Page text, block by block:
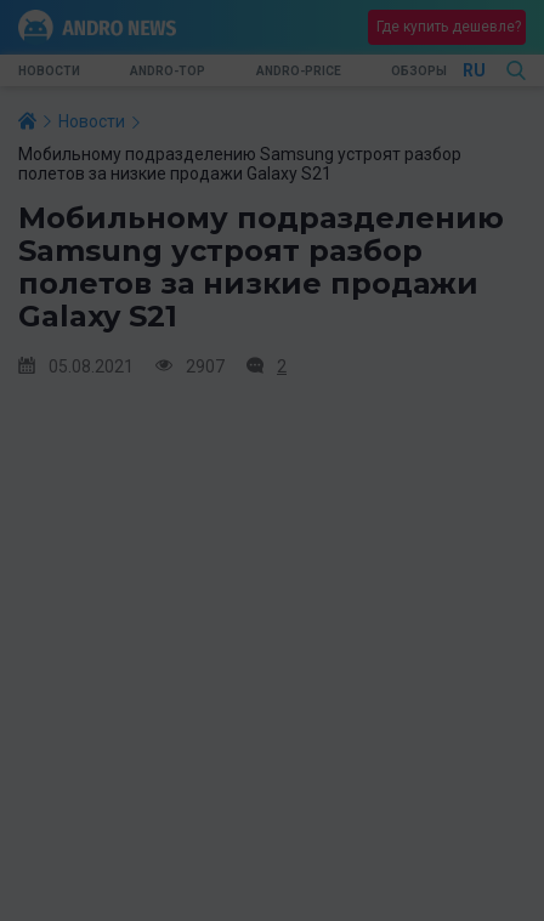
Где купить дешевле?
НОВОСТИ ANDRO-TOP ANDRO-PRICE ОБЗОРЫ RU
Новости
Мобильному подразделению Samsung устроят разбор
полетов за низкие продажи Galaxy S21
Мобильному подразделению
Samsung устроят разбор
полетов за низкие продажи
Galaxy S21
05.08.2021 2907 2